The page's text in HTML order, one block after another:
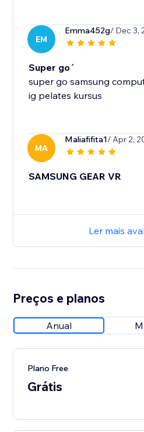
EM
Emma452g/ Dec 3,
Super go´
super go samsung
ig pelates kursus
MA
Maliafifita1/ Apr 2,
SAMSUNG GEAR VR
Ler mais
Preços e planos
Anual
Plano Free
Grátis